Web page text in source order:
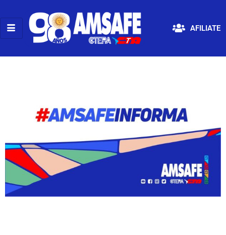
AFILIATE